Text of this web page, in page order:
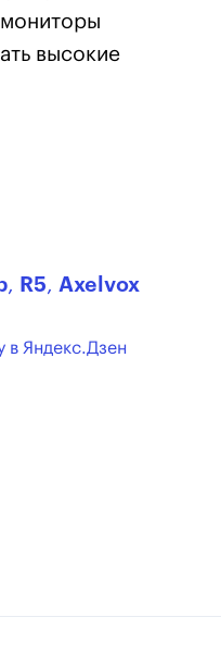
высокие
, R5, Axelvox
в Яндекс.Дзен